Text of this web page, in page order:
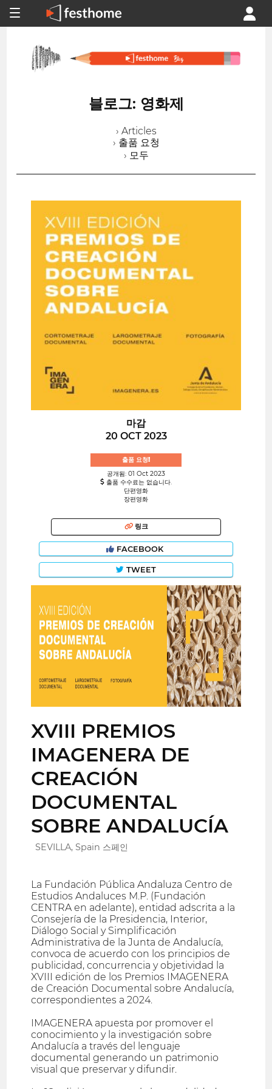
블로그: 영화제
› Articles
› 출품 요청
› 모두
마감
20 OCT 2023
출품 요청!
공개됨: 01 Oct 2023
출품 수수료는 없습니다.
단편영화
장편영화
링크
FACEBOOK
TWEET
XVIII PREMIOS
IMAGENERA DE
CREACIÓN
DOCUMENTAL
SOBRE ANDALUCÍA
SEVILLA, Spain 스페인
La Fundación Pública Andaluza Centro de
Estudios Andaluces M.P. (Fundación
CENTRA en adelante), entidad adscrita a la
Consejería de la Presidencia, Interior,
Diálogo Social y Simplificación
Administrativa de la Junta de Andalucía,
convoca de acuerdo con los principios de
publicidad, concurrencia y objetividad la
XVIII edición de los Premios IMAGENERA
de Creación Documental sobre Andalucía,
correspondientes a 2024.
IMAGENERA apuesta por promover el
conocimiento y la investigación sobre
Andalucía a través del lenguaje
documental generando un patrimonio
visual que preservar y difundir.